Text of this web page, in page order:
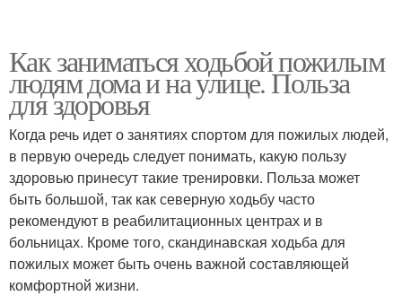
Как заниматься ходьбой пожилым
людям дома и на улице. Польза
для здоровья
Когда речь идет о занятиях спортом для пожилых людей,
в первую очередь следует понимать, какую пользу
здоровью принесут такие тренировки. Польза может
быть большой, так как северную ходьбу часто
рекомендуют в реабилитационных центрах и в
больницах. Кроме того, скандинавская ходьба для
пожилых может быть очень важной составляющей
комфортной жизни.